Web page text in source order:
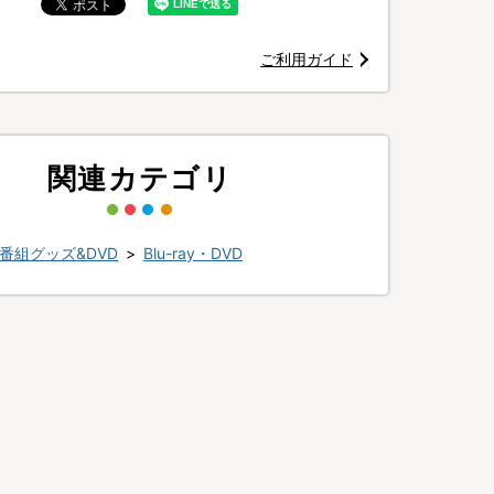
ご利用ガイド
関連カテゴリ
組グッズ&DVD > Blu-ray・DVD